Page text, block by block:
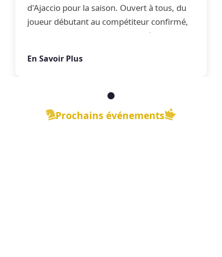
d'Ajaccio pour la saison. Ouvert à tous, du
joueur débutant au compétiteur confirmé,
le club propose une offre complète
de jeu libre dans une ambiance conviviale.
En Savoir Plus
Prochains événements